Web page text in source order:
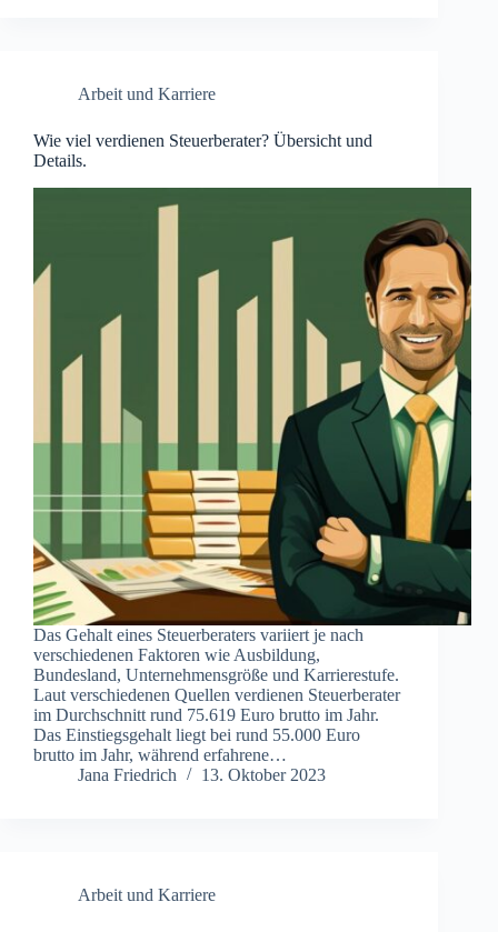
Arbeit und Karriere
Wie viel verdienen Steuerberater? Übersicht und
Details.
Das Gehalt eines Steuerberaters variiert je nach
verschiedenen Faktoren wie Ausbildung,
Bundesland, Unternehmensgröße und Karrierestufe.
Laut verschiedenen Quellen verdienen Steuerberater
im Durchschnitt rund 75.619 Euro brutto im Jahr.
Das Einstiegsgehalt liegt bei rund 55.000 Euro
brutto im Jahr, während erfahrene…
Jana Friedrich
13. Oktober 2023
Arbeit und Karriere